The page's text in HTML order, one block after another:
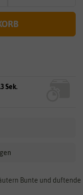
Sek.
Bunte und duftende